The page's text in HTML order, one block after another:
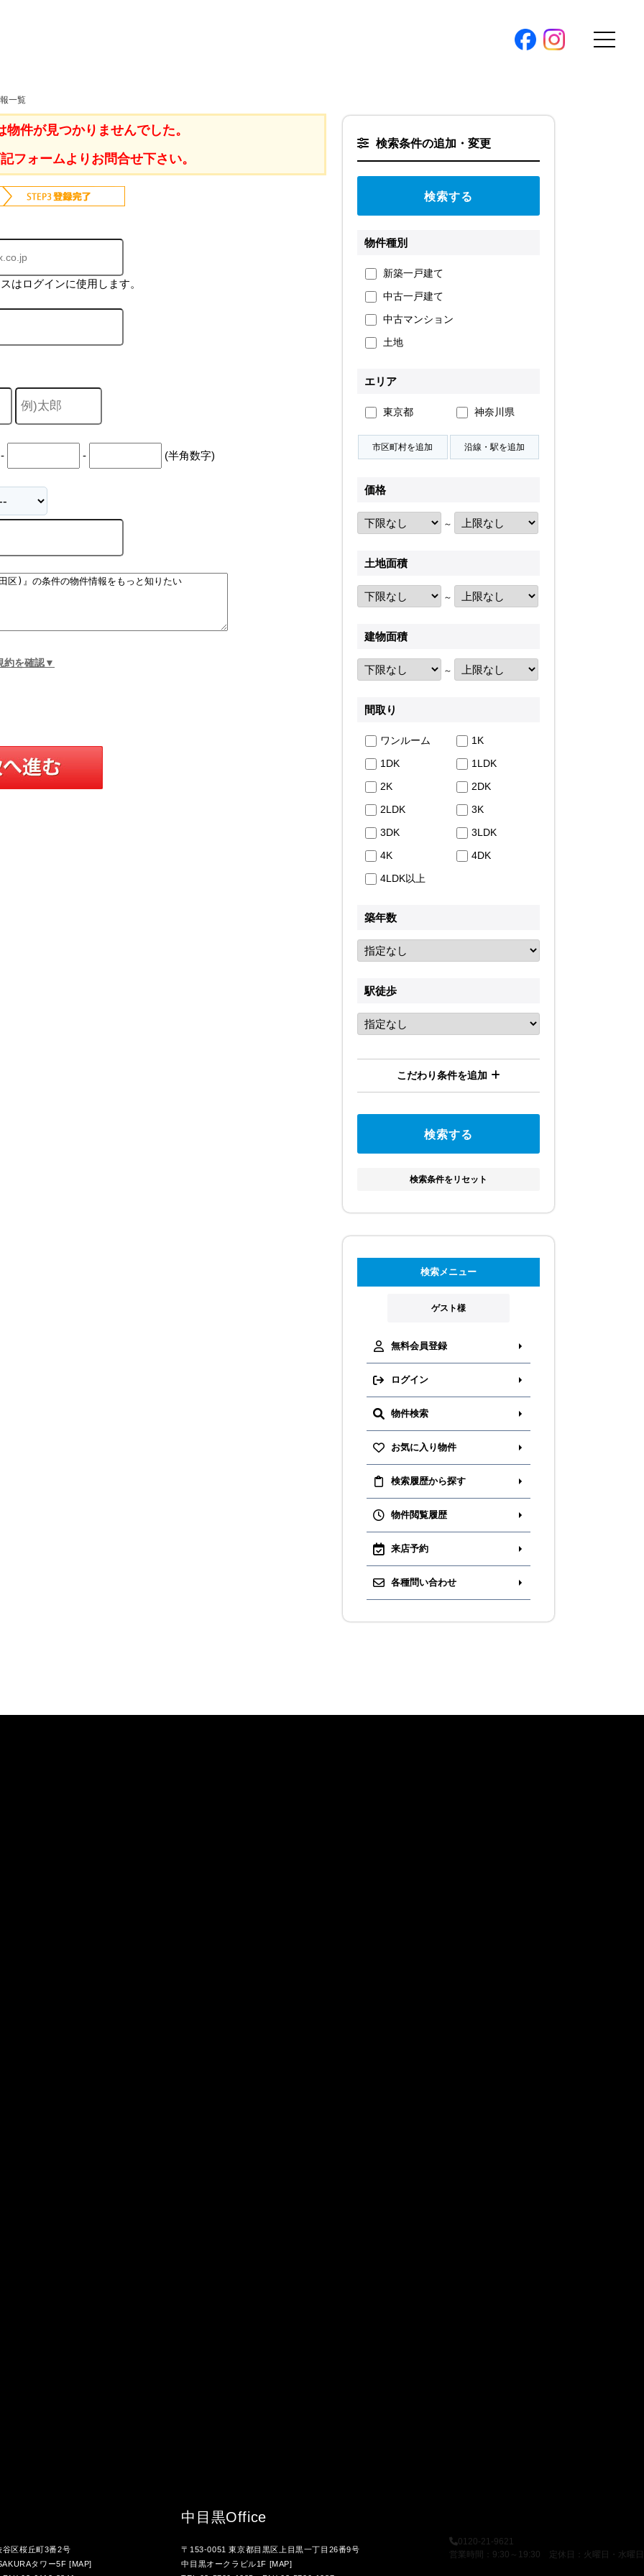
渋谷オフィス（本社）
スミカグループ新卒採用
地図から探す
学区から探す
町名から探す
お気に入り物件
物件閲覧履歴
検索履歴
一覧
件が見つかりませんでした。
フォームよりお問合せ下さい。
はログインに使用します。
- (半角数字)
約を確認▼
検索条件の追加・変更
物件種別
新築一戸建て
中古一戸建て
中古マンション
土地
エリア
東京都 神奈川県
価格
～
土地面積
～
建物面積
～
間取り
ワンルーム
1K
1DK
1LDK
2K
2DK
2LDK
3K
3DK
3LDK
4K
4DK
4LDK以上
築年数
駅徒歩
こだわり条件を追加
検索条件をリセット
検索メニュー
ゲスト様
無料会員登録
ログイン
物件検索
お気に入り物件
検索履歴から探す
物件閲覧履歴
来店予約
各種問い合わせ
区桜丘町3番2号
タワー5F [MAP]
中目黒Office
〒153-0051 東京都目黒区上目黒一丁目26番9号
中目黒オークラビル1F [MAP]
0120-21-9621
営業時間：9:30～19:30 定休日：火曜日・水曜日